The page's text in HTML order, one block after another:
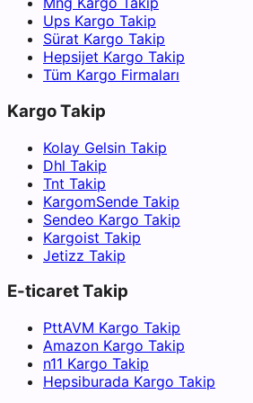
Ups Kargo Takip
Sürat Kargo Takip
Hepsijet Kargo Takip
Tüm Kargo Firmaları
Kargo Takip
Kolay Gelsin Takip
Dhl Takip
Tnt Takip
KargomSende Takip
Sendeo Kargo Takip
Kargoist Takip
Jetizz Takip
E-ticaret Takip
PttAVM Kargo Takip
Amazon Kargo Takip
n11 Kargo Takip
Hepsiburada Kargo Takip